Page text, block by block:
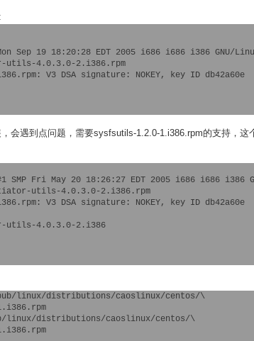
Sep 19 18:20:28 EDT 2005 i686 i686 i386 GNU/
utils-4.0.3.0-2.i386.rpm
V3 DSA signature: NOKEY, key ID db42a60e
会遇到点问题，需要sysfsutils-1.2.0-1.i386.rpm的支持，这
SMP Fri May 20 18:26:27 EDT 2005 i686 i686 i386
utils-4.0.3.0-2.i386.rpm
V3 DSA signature: NOKEY, key ID db42a60e
utils-4.0.3.0-2.i386
linux/distributions/caoslinux/centos/\
linux/distributions/caoslinux/centos/\